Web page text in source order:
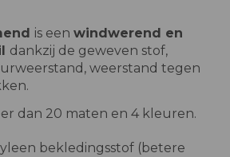
is een windwerend en
dankzij de geweven stof,
weerstand tegen
dan 20 maten en 4 kleuren.
bekledingsstof (betere